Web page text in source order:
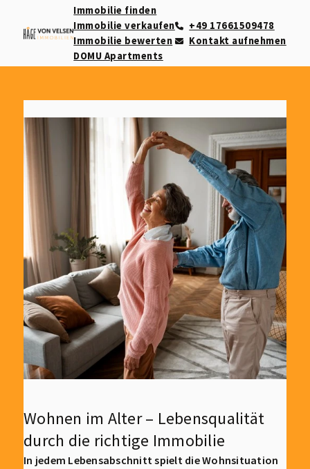
Immobilie finden
Immobilie verkaufen
Immobilie bewerten
DOMU Apartments
+49 17661509478
Kontakt aufnehmen
Wohnen im Alter – Lebensqualität
durch die richtige Immobilie
In jedem Lebensabschnitt spielt die Wohnsituation